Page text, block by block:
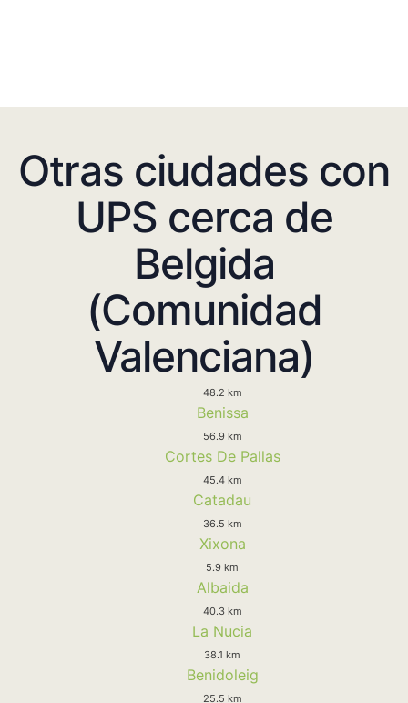
Otras ciudades con
UPS cerca de
Belgida
(Comunidad
Valenciana)
48.2 km
Benissa
56.9 km
Cortes De Pallas
45.4 km
Catadau
36.5 km
Xixona
5.9 km
Albaida
40.3 km
La Nucia
38.1 km
Benidoleig
25.5 km